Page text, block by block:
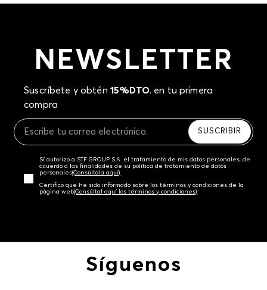
NEWSLETTER
Suscríbete y obtén 15%DTO. en tu primera
compra
SUSCRIBIR
Sí autorizo a STF GROUP S.A. el tratamiento de mis datos personales, de
acuerdo a las finalidades de su política de tratamiento de datos
personales‎(Consúltala aquí)
Certifico que he sido informado sobre los términos y condiciones de la
página web‎(Consúltal aquí los términos y condiciones)
Síguenos